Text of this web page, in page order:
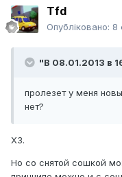
Tfd
Опубліковано: 8
"В 08.01.2013 в
пролезет у меня
нет?
ХЗ.
Но со снятой сошкой